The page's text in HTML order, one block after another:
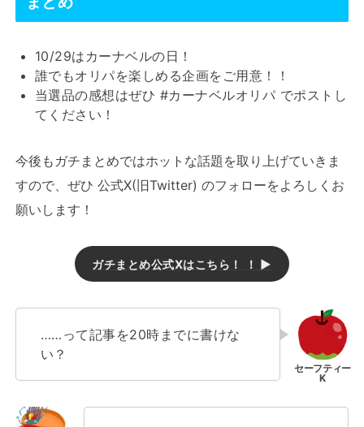
10/29はカーナベルの日！
誰でもオリパを楽しめる企画をご用意！！
当選品の感想はぜひ #カーナベルオリパ でポストし
てください！
今後もガチまとめではホットな話題を取り上げていきま
すので、ぜひ 公式X(旧Twitter) のフォローをよろしくお
願いします！
ガチまとめ公式Xはこちら！ ！ ▶
……って記事を20時までに書けな
い？